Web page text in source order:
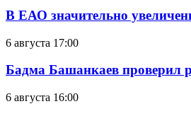
В ЕАО значительно
6 августа 17:00
Бадма Башанкаев проверил
6 августа 16:00